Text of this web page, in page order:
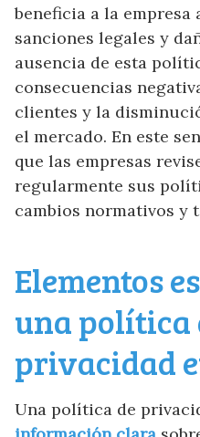
beneficia a la empresa
sanciones legales y
ausencia de esta
consecuencias
clientes y la
el mercado. En este
que las empresas
regularmente sus
cambios normativos y
Elementos
una política
privacidad
Una política de